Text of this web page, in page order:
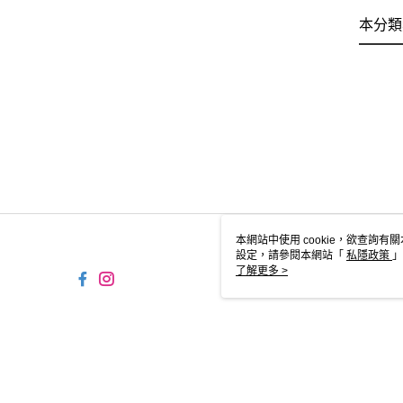
本分
本網站中使用 cookie，欲查詢有
設定，請參閱本網站「 私隱政策
用 cookie。
了解更多 >